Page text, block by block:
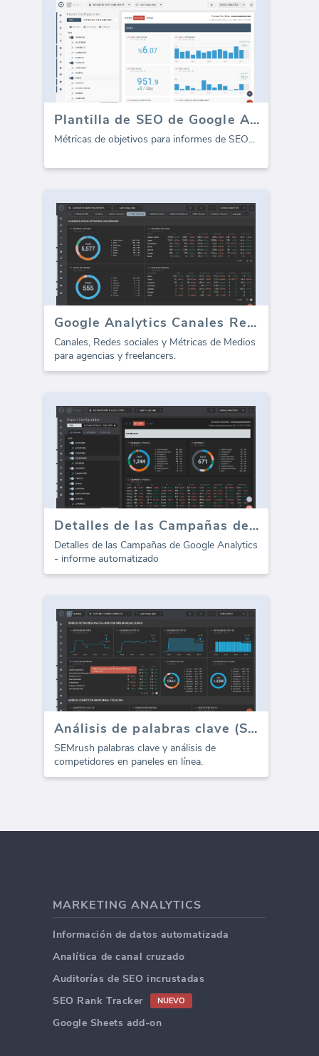
Plantilla de SEO de Google Analytics - Metas (Informe)
Métricas de objetivos para informes de SEO...
Google Analytics Canales Resumen
Canales, Redes sociales y Métricas de Medios
para agencias y freelancers.
Detalles de las Campañas de Google Analytics (informe)
Detalles de las Campañas de Google Analytics
- informe automatizado
Análisis de palabras clave (SEMrush)
SEMrush palabras clave y análisis de
competidores en paneles en línea.
MARKETING ANALYTICS
Información de datos automatizada
Analítica de canal cruzado
Auditorías de SEO incrustadas
SEO Rank Tracker
NUEVO
Google Sheets add-on